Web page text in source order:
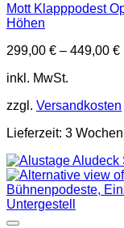
Mott Klapppodest
Höhen
299,00 € – 449,00 €
inkl. MwSt.
zzgl. Versandkosten
Lieferzeit: 3 Wochen